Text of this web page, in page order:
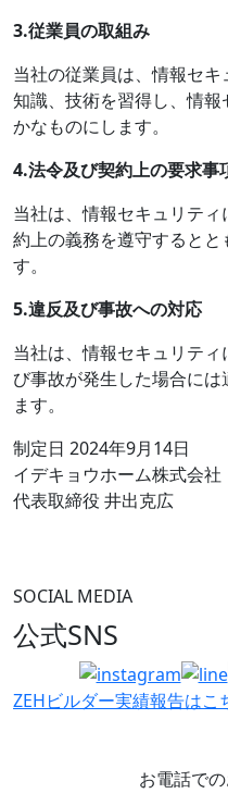
3.従業員の取組み
当社の従業員は、情報セ
知識、技術を習得し、情
かなものにします。
4.法令及び契約上の要求事
当社は、情報セキュリテ
約上の義務を遵守すると
す。
5.違反及び事故への対応
当社は、情報セキュリテ
び事故が発生した場合に
ます。
制定日 2024年9月14日
イデキョウホーム株式会社
代表取締役 井出克広
SOCIAL MEDIA
公式SNS
ZEHビルダー実績報告はこ
お電話で